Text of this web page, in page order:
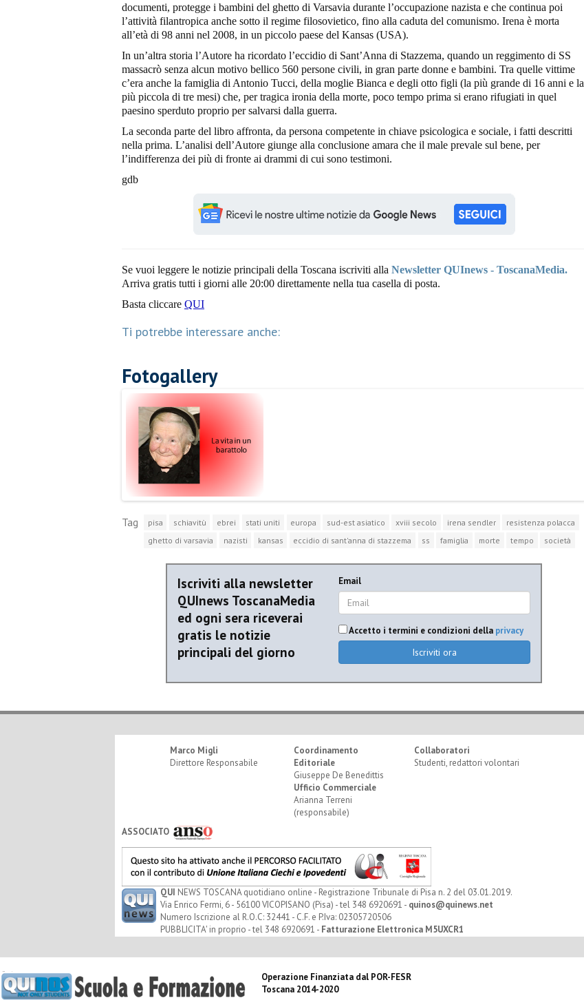
documenti, protegge i bambini del ghetto di Varsavia durante l’occupazione nazista e che continua poi
l’attività filantropica anche sotto il regime filosovietico, fino alla caduta del comunismo. Irena è morta
all’età di 98 anni nel 2008, in un piccolo paese del Kansas (USA).
In un’altra storia l’Autore ha ricordato l’eccidio di Sant’Anna di Stazzema, quando un reggimento di SS
massacrò senza alcun motivo bellico 560 persone civili, in gran parte donne e bambini. Tra quelle vittime
c’era anche la famiglia di Antonio Tucci, della moglie Bianca e degli otto figli (la più grande di 16 anni e la
più piccola di tre mesi) che, per tragica ironia della morte, poco tempo prima si erano rifugiati in quel
paesino sperduto proprio per salvarsi dalla guerra.
La seconda parte del libro affronta, da persona competente in chiave psicologica e sociale, i fatti descritti
nella prima. L’analisi dell’Autore giunge alla conclusione amara che il male prevale sul bene, per
l’indifferenza dei più di fronte ai drammi di cui sono testimoni.
gdb
Se vuoi leggere le notizie principali della Toscana iscriviti alla Newsletter QUInews - ToscanaMedia.
Arriva gratis tutti i giorni alle 20:00 direttamente nella tua casella di posta.
Basta cliccare QUI
Ti potrebbe interessare anche:
Fotogallery
Tag pisa schiavitù ebrei stati uniti europa sud-est asiatico xviii secolo irena sendler
resistenza polacca
ghetto di varsavia
nazisti kansas eccidio di sant'anna di stazzema ss famiglia morte tempo società
Iscriviti alla newsletter
QUInews ToscanaMedia
ed ogni sera riceverai
gratis le notizie
principali del giorno
Email
Accetto i termini e condizioni della privacy
Iscriviti ora
Marco Migli
Direttore Responsabile
Coordinamento
Editoriale
Giuseppe De Benedittis
Ufficio Commerciale
Arianna Terreni
(responsabile)
Collaboratori
Studenti, redattori volontari
ASSOCIATO
QUI NEWS TOSCANA quotidiano online - Registrazione Tribunale di Pisa n. 2 del 03.01.2019.
Via Enrico Fermi, 6 - 56100 VICOPISANO (Pisa) - tel 348 6920691 - quinos@quinews.net
Numero Iscrizione al R.O.C: 32441 - C.F. e P.Iva: 02305720506
PUBBLICITA' in proprio - tel 348 6920691 - Fatturazione Elettronica M5UXCR1
Operazione Finanziata dal POR-FESR
Toscana 2014-2020